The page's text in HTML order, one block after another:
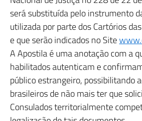
será substituída pelo instrumento
utilizada por parte dos Cartórios
e que serão indicados no Site
A Apostila é uma anotação com a
habilitados autenticam e
público estrangeiro, possibilitando
brasileiros de não mais ter que
Consulados territorialmente